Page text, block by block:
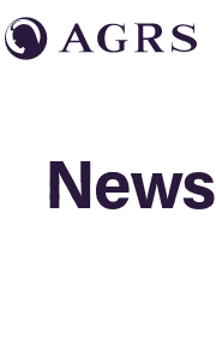
News
News